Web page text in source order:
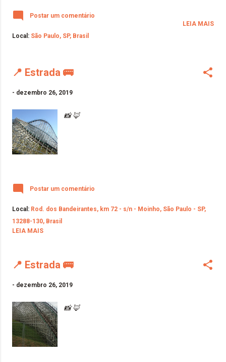
Postar um comentário
Local: São Paulo, SP, Brasil
LEIA MAIS
📍 Estrada 🚌
- dezembro 26, 2019
📸 🦊
Postar um comentário
Local: Rod. dos Bandeirantes, km 72 - s/n - Moinho, São Paulo - SP,
13288-130, Brasil
LEIA MAIS
📍 Estrada 🚌
- dezembro 26, 2019
📸 🦊